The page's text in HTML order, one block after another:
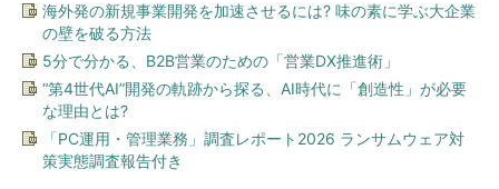
海外発の新規事業開発を加速させるには? 味の素に学ぶ大企業
の壁を破る方法
5分で分かる、B2B営業のための「営業DX推進術」
“第4世代AI”開発の軌跡から探る、AI時代に「創造性」が必要
な理由とは?
「PC運用・管理業務」調査レポート2026 ランサムウェア対
策実態調査報告付き